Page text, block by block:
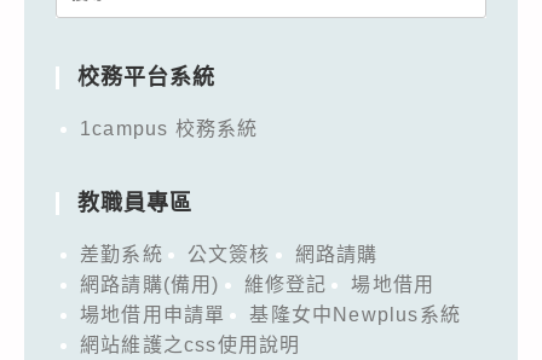
校務平台系統
1campus 校務系統
教職員專區
差勤系統 公文簽核
網路請購
網路請購(備用)
維修登記
場地借用
場地借用申請單
基隆女中Newplus系統
網站維護之css使用說明